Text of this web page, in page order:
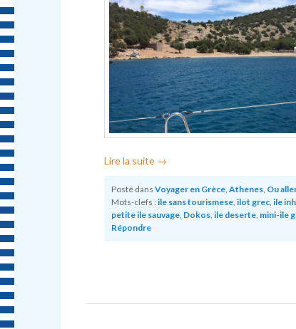
Lire la suite →
Posté dans Voyager en Grèce, Athenes, Ou
Mots-clefs : ile sans tourismese, ilot grec, ile
petite ile sauvage, Dokos, ile deserte, mini-ile
Répondre